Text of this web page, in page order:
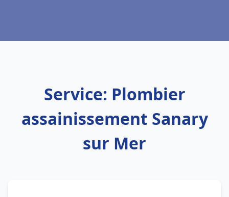
Service: Plombier
assainissement Sanary
sur Mer